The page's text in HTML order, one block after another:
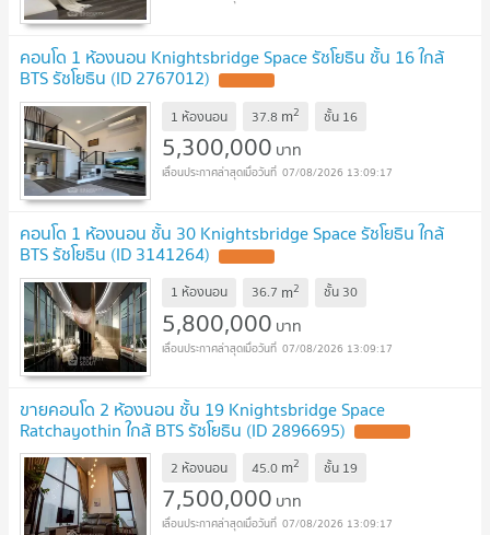
คอนโด 1 ห้องนอน Knightsbridge Space รัชโยธิน ชั้น 16 ใกล้
BTS รัชโยธิน (ID 2767012)
1 ห้องนอน 37.8 m2 ชั้น 16
5,300,000 บาท
07/08/2026 13:09:17
คอนโด 1 ห้องนอน ชั้น 30 Knightsbridge Space รัชโยธิน ใกล้
BTS รัชโยธิน (ID 3141264)
1 ห้องนอน 36.7 m2 ชั้น 30
5,800,000 บาท
07/08/2026 13:09:17
ขายคอนโด 2 ห้องนอน ชั้น 19 Knightsbridge Space
Ratchayothin ใกล้ BTS รัชโยธิน (ID 2896695)
2 ห้องนอน 45.0 m2 ชั้น 19
7,500,000 บาท
07/08/2026 13:09:17